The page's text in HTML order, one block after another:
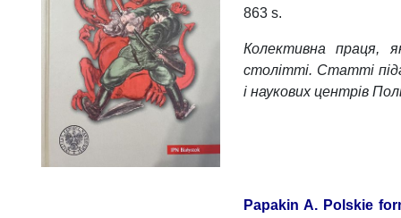
863 s.
Колективна праця,
столітті. Статті
і наукових центрів
Papakin A. Polskie